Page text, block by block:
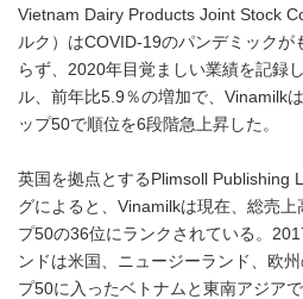
Vietnam Dairy Products Joint Stock
ルク）はCOVID-19のパンデミックが
らず、2020年目覚ましい業績を記録
ル、前年比5.9％の増加で、Vinamilk
ップ50で順位を6段階急上昇した。
英国を拠点とするPlimsoll Publishing
グによると、Vinamilkは現在、総売
プ50の36位にランクされている。
ンドは米国、ニュージーランド、欧
プ50に入ったベトナムと東南アジア